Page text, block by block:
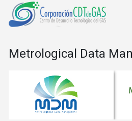
Metrological Data